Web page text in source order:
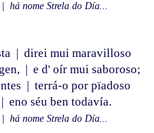
há nome Strela do Día...
| direi mui maravilloso
| e d' oír mui saboroso;
| terrá-o por pïadoso
| eno séu ben todavía.
há nome Strela do Día...